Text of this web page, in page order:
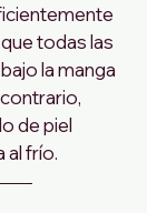
todas las
la manga
de piel
al frío.